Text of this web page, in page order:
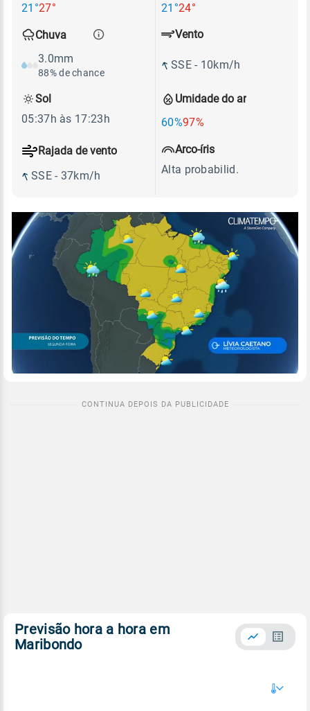
21°27°
21°24°
Chuva
3.0mm
88% de chance
Umidade do ar
60%97%
Vento
SSE - 10km/h
Rajada de vento
SSE - 37km/h
Sol
05:37h às 17:23h
Arco-íris
Alta probabilid.
Previsão hora a hora em
Maribondo